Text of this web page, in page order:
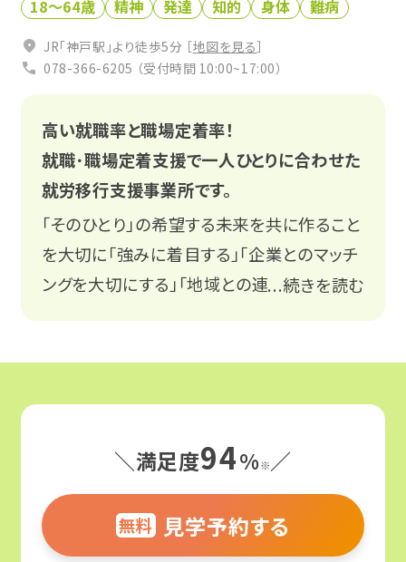
相談会・イベントに参加する
0120-951-712
受付時間 平日10:00〜17:00
無料
関係機関の皆様 Q&A
プライバシーポリシー LINE
就労移行支援ってなんだろう？
就労移行支援と就労継続支援の違いとは？
就労移行支援
障害のある方の就職事例
18〜64歳 精神 発達 知的 身体 難病
JR「神戸駅」より徒歩5分 ［地図を見る］
078-366-6205 （受付時間 10:00~17:00）
高い就職率と職場定着率！
就職･職場定着支援で一人ひとりに合わせた
就労移行支援事業所です。
「そのひとり」の希望する未来を共に作ること
を大切に「強みに着目する」「企業とのマッチ
ングを大切にする」「地域との連携を重視す
...続きを読む
＼満足度94%※／
無料 見学予約する